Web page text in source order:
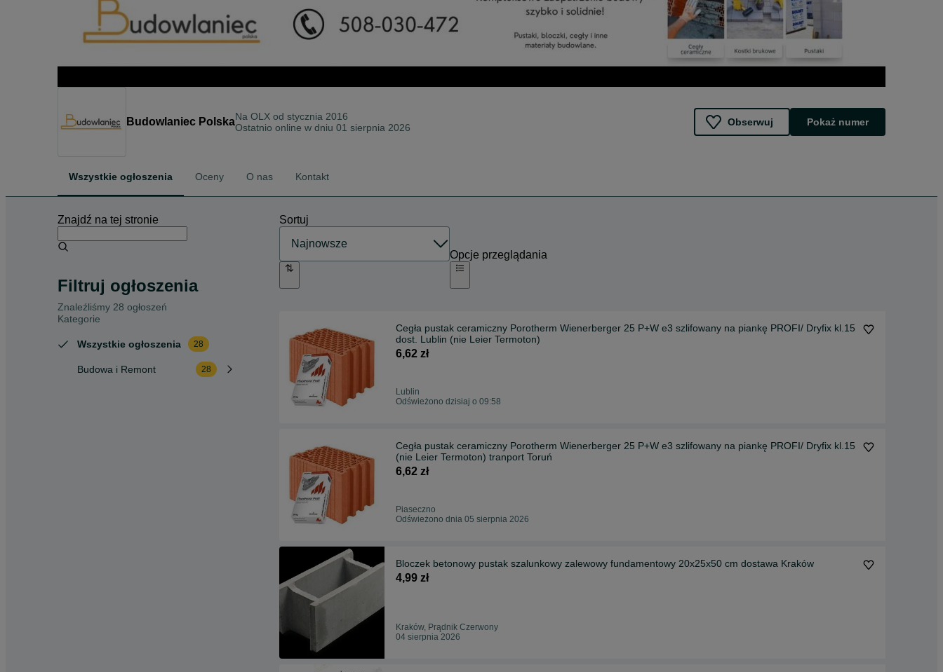
Budowlaniec PolskaNa OLX od stycznia 2016
Ostatnio online w dniu 01 sierpnia 2026
Obserwuj Pokaż numer
Wszystkie ogłoszenia Oceny O nas Kontakt
Znajdź na tej stronie
Filtruj ogłoszenia
Znaleźliśmy 28 ogłoszeń
Kategorie
Wszystkie ogłoszenia 28
Budowa i Remont 28
Sortuj
Opcje przeglądania
Cegła pustak ceramiczny Porotherm Wienerberger 25 P+W e3 szlifowany na piankę PROFI/ Dryfix kl.15
dost. Lublin (nie Leier Termoton)
6,62 zł
Lublin
Odświeżono dzisiaj o 09:58
Cegła pustak ceramiczny Porotherm Wienerberger 25 P+W e3 szlifowany na piankę PROFI/ Dryfix kl.15
(nie Leier Termoton) tranport Toruń
6,62 zł
Piaseczno
Odświeżono dnia 05 sierpnia 2026
Bloczek betonowy pustak szalunkowy zalewowy fundamentowy 20x25x50 cm dostawa Kraków
4,99 zł
Kraków, Prądnik Czerwony
04 sierpnia 2026